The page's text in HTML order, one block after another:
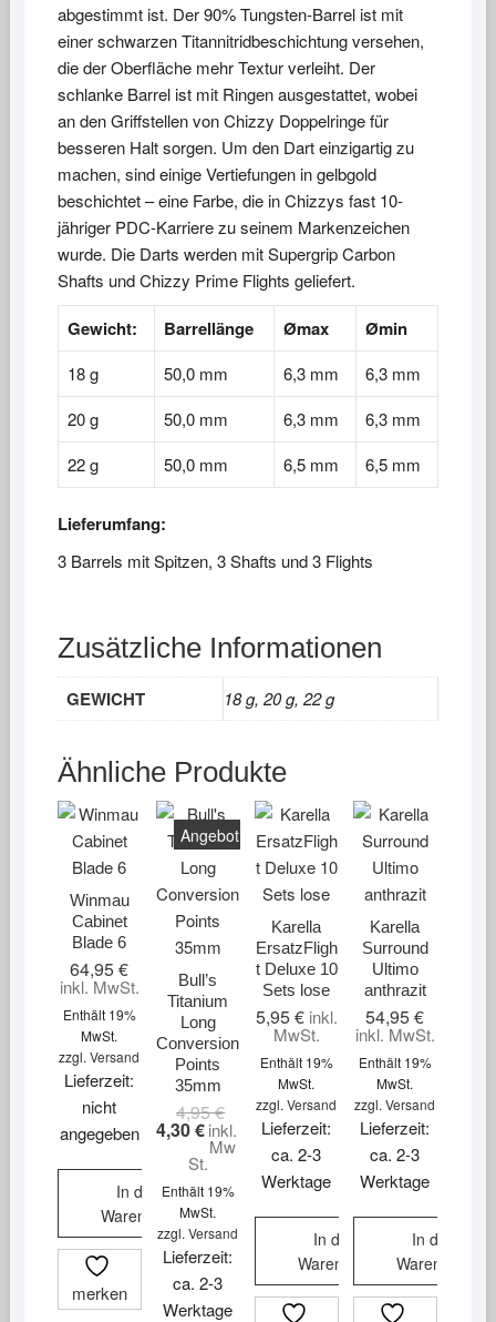
abgestimmt ist. Der 90% Tungsten-Barrel ist mit
einer schwarzen Titannitridbeschichtung versehen,
die der Oberfläche mehr Textur verleiht. Der
schlanke Barrel ist mit Ringen ausgestattet, wobei
an den Griffstellen von Chizzy Doppelringe für
besseren Halt sorgen. Um den Dart einzigartig zu
machen, sind einige Vertiefungen in gelbgold
beschichtet – eine Farbe, die in Chizzys fast 10-
jähriger PDC-Karriere zu seinem Markenzeichen
wurde. Die Darts werden mit Supergrip Carbon
Shafts und Chizzy Prime Flights geliefert.
Gewicht: Barrellänge Ømax Ømin
18 g 50,0 mm 6,3 mm
6,3 mm
20 g
50,0 mm 6,3 mm
6,3 mm
22 g
50,0 mm 6,5 mm 6,5 mm
Lieferumfang:
3 Barrels mit Spitzen, 3 Shafts und 3 Flights
Zusätzliche Informationen
GEWICHT 18 g, 20 g, 22 g
Ähnliche Produkte
Winmau
Cabinet
Blade 6
64,95€
inkl. MwSt.
Enthält 19%
MwSt.
zzgl.Versand
Lieferzeit:
nicht
angegeben
In den
Warenkorb
merken
Angebot!
Bull’s
Titanium
Long
Conversion
Points
35mm
4,95€Ursprünglicher
Preis
war:
4,95 €
4,30€
Aktueller
Preis
ist:
4,30 €.
inkl.
Mw
St.
Enthält 19%
MwSt.
zzgl.Versand
Lieferzeit:
ca. 2-3
Werktage
Karella
ErsatzFligh
t Deluxe 10
Sets lose
5,95€ inkl.
MwSt.
Enthält 19%
MwSt.
zzgl.Versand
Lieferzeit:
ca. 2-3
Werktage
In den
Warenkorb
Karella
Surround
Ultimo
anthrazit
54,95€
inkl. MwSt.
Enthält 19%
MwSt.
zzgl.Versand
Lieferzeit:
ca. 2-3
Werktage
In den
Warenkorb